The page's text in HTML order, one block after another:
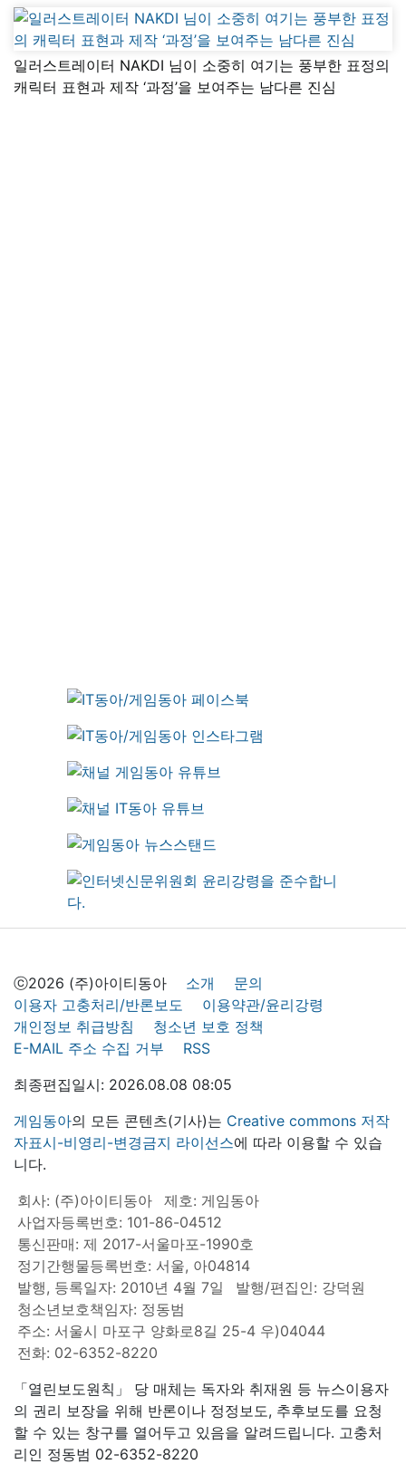
일러스트레이터 NAKDI 님이 소중히 여기는 풍부한 표정의
캐릭터 표현과 제작 ‘과정’을 보여주는 남다른 진심
ⓒ2026 (주)아이티동아 소개
문의
이용자 고충처리/반론보도
이용약관/윤리강령
개인정보 취급방침
청소년 보호 정책
E-MAIL 주소 수집 거부
RSS
최종편집일시: 2026.08.08 08:05
게임동아의 모든 콘텐츠(기사)는 Creative commons 저작
자표시-비영리-변경금지 라이선스에 따라 이용할 수 있습
니다.
회사: (주)아이티동아
제호: 게임동아
사업자등록번호: 101-86-04512
통신판매: 제 2017-서울마포-1990호
정기간행물등록번호: 서울, 아04814
발행, 등록일자: 2010년 4월 7일
발행/편집인: 강덕원
청소년보호책임자: 정동범
주소: 서울시 마포구 양화로8길 25-4 우)04044
전화: 02-6352-8220
「열린보도원칙」 당 매체는 독자와 취재원 등 뉴스이용자
의 권리 보장을 위해 반론이나 정정보도, 추후보도를 요청
할 수 있는 창구를 열어두고 있음을 알려드립니다. 고충처
리인 정동범 02-6352-8220